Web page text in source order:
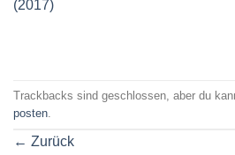
(2017)
Trackbacks sind geschlossen, aber du
posten
← Zurück